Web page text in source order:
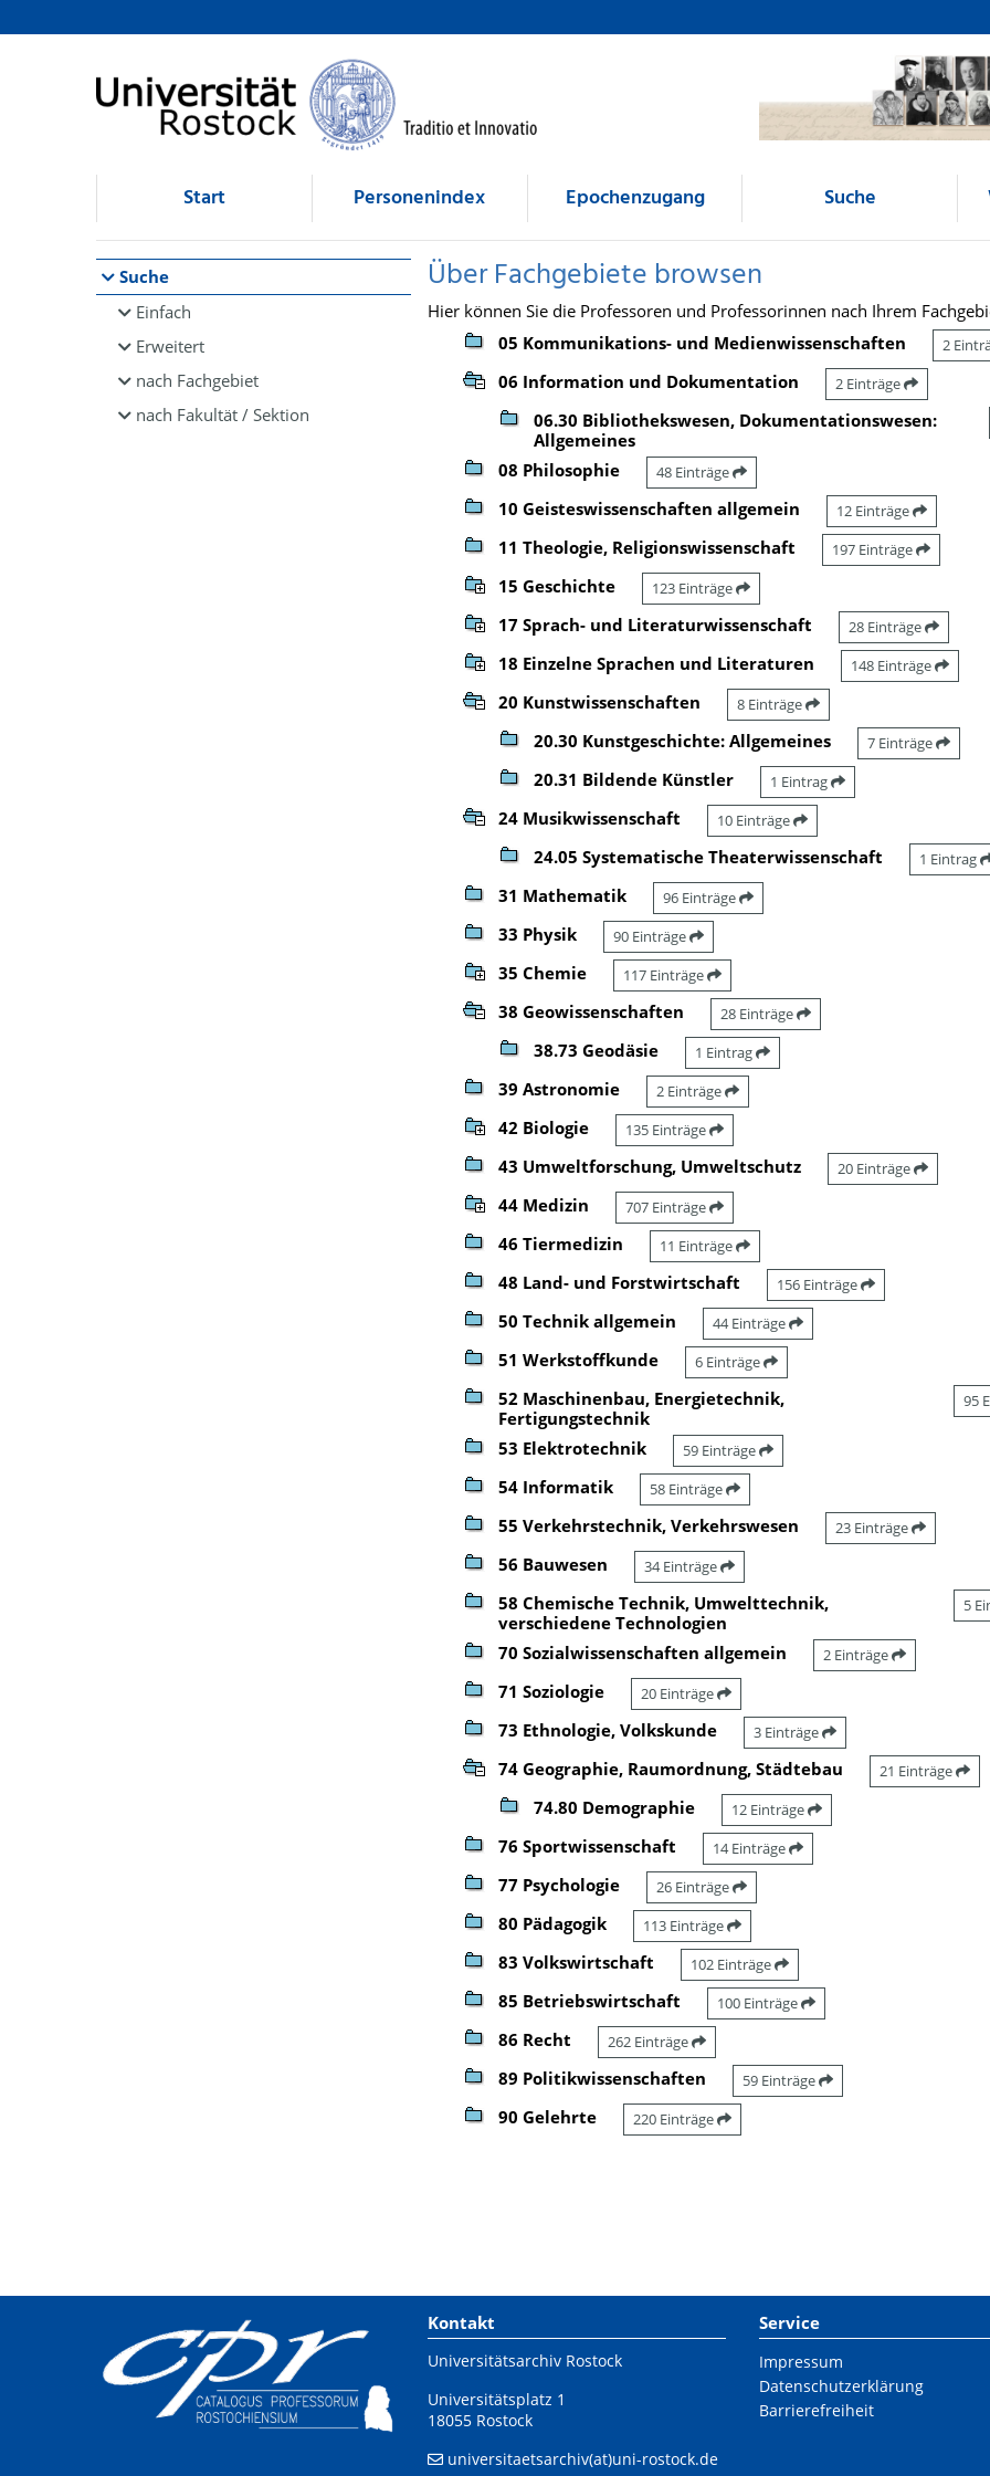
Browsen
direkt zum Inhalt
Start Personenindex Epochenzugang Suche
Suche
Einfach
Erweitert
nach Fachgebiet
nach Fakultät / Sektion
Über Fachgebiete browsen
Hier können Sie die Professoren und Professorinnen nach Ihrem
05 Kommunikations- und Medienwissenschaften
2
06 Information und Dokumentation 2 Einträge
06.30 Bibliothekswesen, Dokumentationswesen:
Allgemeines
08 Philosophie 48 Einträge
10 Geisteswissenschaften allgemein 12 Einträge
11 Theologie, Religionswissenschaft 197 Einträge
15 Geschichte 123 Einträge
17 Sprach- und Literaturwissenschaft 28 Einträge
18 Einzelne Sprachen und Literaturen 148 Einträge
20 Kunstwissenschaften 8 Einträge
20.30 Kunstgeschichte: Allgemeines 7 Einträge
20.31 Bildende Künstler 1 Eintrag
24 Musikwissenschaft 10 Einträge
24.05 Systematische Theaterwissenschaft 1 Eintrag
31 Mathematik 96 Einträge
33 Physik 90 Einträge
35 Chemie 117 Einträge
38 Geowissenschaften 28 Einträge
38.73 Geodäsie 1 Eintrag
39 Astronomie 2 Einträge
42 Biologie 135 Einträge
43 Umweltforschung, Umweltschutz 20 Einträge
44 Medizin 707 Einträge
46 Tiermedizin 11 Einträge
48 Land- und Forstwirtschaft 156 Einträge
50 Technik allgemein 44 Einträge
51 Werkstoffkunde 6 Einträge
52 Maschinenbau, Energietechnik,
Fertigungstechnik
95
53 Elektrotechnik 59 Einträge
54 Informatik 58 Einträge
55 Verkehrstechnik, Verkehrswesen 23 Einträge
56 Bauwesen 34 Einträge
58 Chemische Technik, Umwelttechnik,
verschiedene Technologien
5
70 Sozialwissenschaften allgemein 2 Einträge
71 Soziologie 20 Einträge
73 Ethnologie, Volkskunde 3 Einträge
74 Geographie, Raumordnung, Städtebau 21 Einträge
74.80 Demographie 12 Einträge
76 Sportwissenschaft 14 Einträge
77 Psychologie 26 Einträge
80 Pädagogik 113 Einträge
83 Volkswirtschaft 102 Einträge
85 Betriebswirtschaft 100 Einträge
86 Recht 262 Einträge
89 Politikwissenschaften 59 Einträge
90 Gelehrte 220 Einträge
Kontakt
Universitätsarchiv Rostock
Universitätsplatz 1
18055 Rostock
universitaetsarchiv(at)uni-rostock.de
Service
Impressum
Datenschutzerklärung
Barrierefreiheit